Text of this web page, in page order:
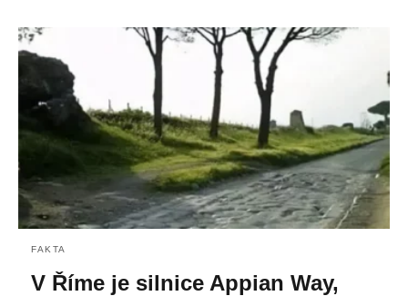
FAKTA
V Říme je silnice Appian Way,